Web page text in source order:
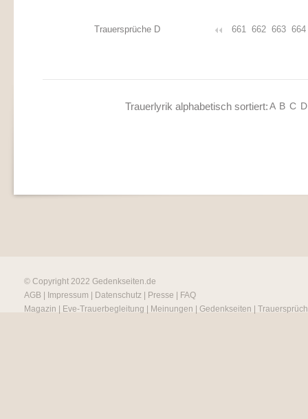
Trauersprüche D 661 662 663 664
Trauerlyrik alphabetisch sortiert:A B C D
© Copyright 2022 Gedenkseiten.de
AGB
Impressum Datenschutz Presse
FAQ
Magazin
Eve-Trauerbegleitung Meinungen Gedenkseiten